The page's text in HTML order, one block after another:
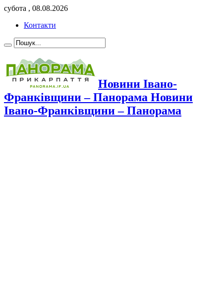
субота , 08.08.2026
Контакти
Новини Івано-
Франківщини – Панорама Новини
Івано-Франківщини – Панорама